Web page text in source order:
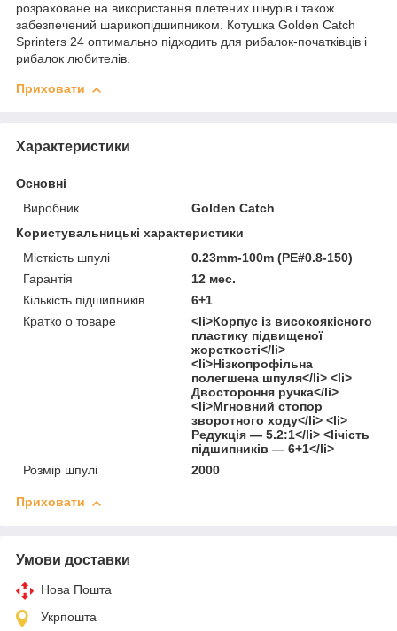
розраховане на використання плетених шнурів і також
забезпечений шарикопідшипником. Котушка Golden Catch
Sprinters 24 оптимально підходить для рибалок-початківців і
рибалок любителів.
Приховати
Характеристики
Основні
Виробник
Golden Catch
Користувальницькі характеристики
Місткість шпулі
0.23mm-100m (PE#0.8-150)
Гарантія
12 мес.
Кількість підшипників
6+1
Кратко о товаре
<li>Корпус із високоякісного
пластику підвищеної
жорсткості</li>
<li>Нізкопрофільна
полегшена шпуля</li> <li>
Двостороння ручка</li>
<li>Мгновний стопор
зворотного ходу</li> <li>
Редукція — 5.2:1</li> <liчість
підшипників — 6+1</li>
Розмір шпулі
2000
Приховати
Умови доставки
Нова Пошта
Укрпошта